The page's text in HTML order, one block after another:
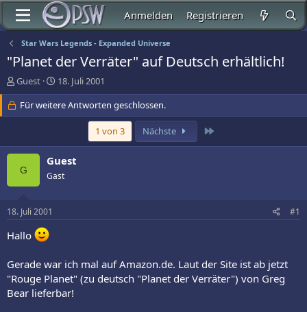
Anmelden Registrieren
Star Wars Legends - Expanded Universe
"Planet der Verräter" auf Deutsch erhältlich!
E
r
s
t
l
e
Guest
E
r
s
t
t
a
18. Juli 2001
Für weitere Antworten geschlossen.
1 von 3 Nächste
G
Guest
Gast
18. Juli 2001 #1
Hallo
Gerade war ich mal auf Amazon.de. Laut der Site ist ab jetzt
"Rouge Planet" (zu deutsch "Planet der Verräter") von Greg
Bear lieferbar!